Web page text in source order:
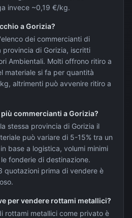
invece ~0,19 €/kg.
a Gorizia?
dei commercianti di
di Gorizia, iscritti
Ambientali. Molti offrono ritiro a
materiale si fa per quantità
altrimenti può avvenire ritiro a
commercianti a Gorizia?
stessa provincia di Gorizia il
può variare di 5-15% tra un
base a logistica, volumi minimi
fonderie di destinazione.
quotazioni prima di vendere è
per vendere rottami metallici?
rottami metallici come privato è